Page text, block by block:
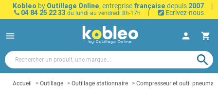
Kobleo by Outillage Online, entreprise française depuis 2007
|
04 84 25 22 33 du lundi au vendredi 8h-17h | Ecrivez-nous
menu person shopping_cart
search
Accueil Outillage Outillage stationnaire Compresseur et outil